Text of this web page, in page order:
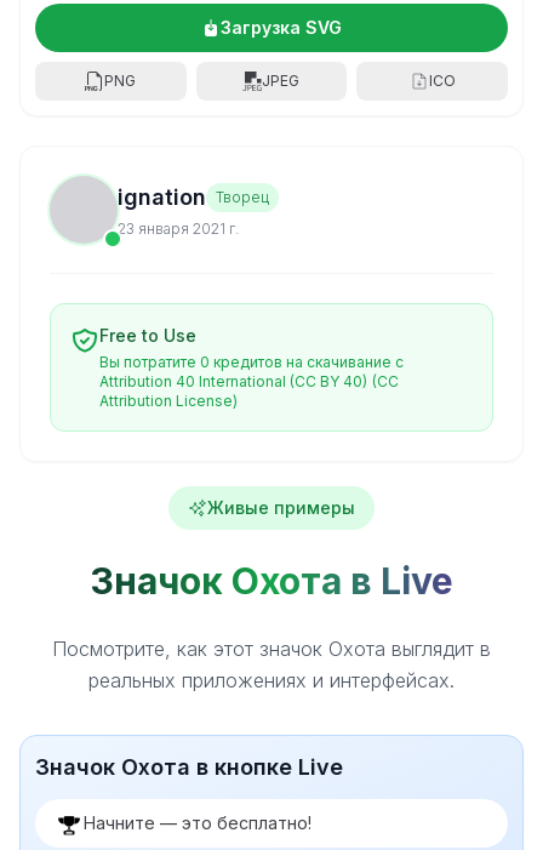
Загрузка SVG
PNG JPEG ICO
ignation Творец
23 января 2021 г.
Free to Use
Вы потратите 0 кредитов на скачивание с
Attribution 40 International (CC BY 40) (CC
Attribution License)
Живые примеры
Значок Охота в Live
Посмотрите, как этот значок Охота выглядит в
реальных приложениях и интерфейсах.
Значок Охота в кнопке Live
Начните — это бесплатно!